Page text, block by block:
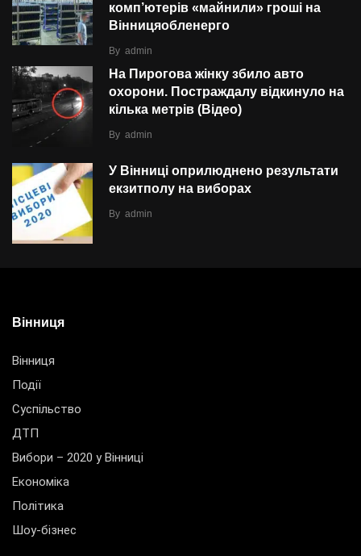
комп’ютерів «майнили» гроші на
Вінницяобленерго
By admin
На Пирогова жінку збило авто
охорони. Постраждалу відкинуло на
кілька метрів (Відео)
By admin
У Вінниці оприлюднено результати
екзитполу на виборах
By admin
Вінниця
Вінниця
Події
Суспільство
ДТП
Вибори – 2020 у Вінниці
Економіка
Політика
Шоу-бізнес